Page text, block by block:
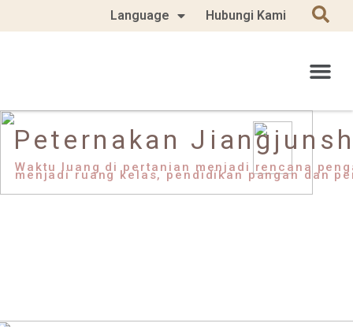
Language Hubungi Kami
Peternakan
Waktu luang di pertanian menjadi rencana
menjadi ruang kelas, pendidikan pangan dan